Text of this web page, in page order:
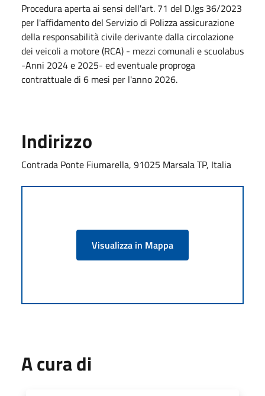
Procedura aperta ai sensi dell'art. 71 del D.lgs 36/2023
per l'affidamento del Servizio di Polizza assicurazione
della responsabilità civile derivante dalla circolazione
dei veicoli a motore (RCA) - mezzi comunali e scuolabus
-Anni 2024 e 2025- ed eventuale proproga
contrattuale di 6 mesi per l'anno 2026.
Indirizzo
Contrada Ponte Fiumarella, 91025 Marsala TP, Italia
Visualizza in Mappa
A cura di